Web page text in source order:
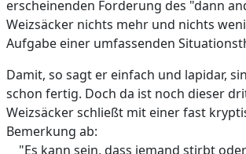
erscheinenden Forderung des "dann
Weizsäcker nichts mehr und nichts
Aufgabe einer umfassenden
Damit, so sagt er einfach und lapidar,
schon fertig. Doch da ist noch dieser
Weizsäcker schließt mit einer fast
Bemerkung ab:
"Es kann sein, dass jemand stirbt